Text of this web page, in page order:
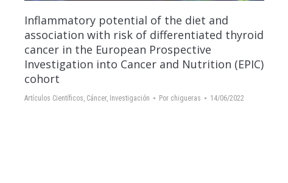
Inflammatory potential of the diet and
association with risk of differentiated thyroid
cancer in the European Prospective
Investigation into Cancer and Nutrition (EPIC)
cohort
Artículos Científicos Cáncer, Investigación Por chigueras 14/06/2022